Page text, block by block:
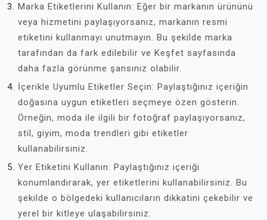
Marka Etiketlerini Kullanın: Eğer bir markanın ürününü
veya hizmetini paylaşıyorsanız, markanın resmi
etiketini kullanmayı unutmayın. Bu şekilde marka
tarafından da fark edilebilir ve Keşfet sayfasında
daha fazla görünme şansınız olabilir.
İçerikle Uyumlu Etiketler Seçin: Paylaştığınız içeriğin
doğasına uygun etiketleri seçmeye özen gösterin.
Örneğin, moda ile ilgili bir fotoğraf paylaşıyorsanız,
stil, giyim, moda trendleri gibi etiketler
kullanabilirsiniz.
Yer Etiketini Kullanın: Paylaştığınız içeriği
konumlandırarak, yer etiketlerini kullanabilirsiniz. Bu
şekilde o bölgedeki kullanıcıların dikkatini çekebilir ve
yerel bir kitleye ulaşabilirsiniz.